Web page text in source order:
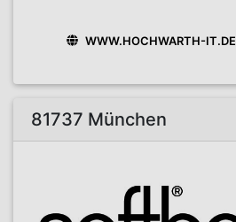
WWW.HOCHWARTH-IT.DE
81737 München